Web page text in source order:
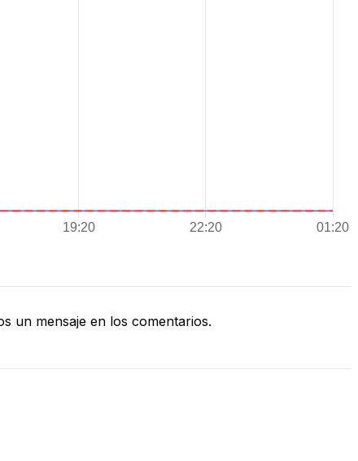
un mensaje en los comentarios.